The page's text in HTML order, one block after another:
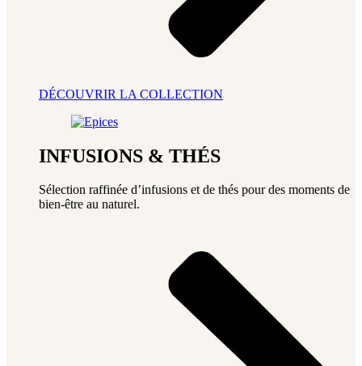
DÉCOUVRIR LA COLLECTION
INFUSIONS & THÉS
Sélection raffinée d’infusions et de thés pour des moments de
bien-être au naturel.